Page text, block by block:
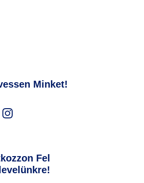
Minket!
Fel